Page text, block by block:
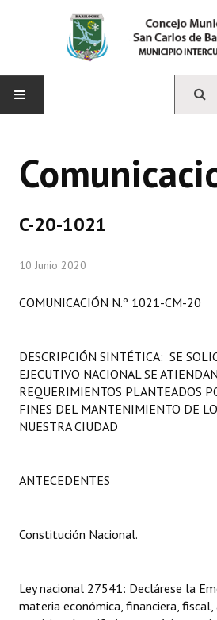
CONCEJO
Comisiones Especiales
Programas
LEGISLACIÓN
Constitución Provincial
Reglamento Interno
Organigrama
C-20-1021
10 Junio 2020
COMUNICACIÓN N.º 1021-CM-20
DESCRIPCIÓN SINTÉTICA: SE
EJECUTIVO NACIONAL SE
REQUERIMIENTOS PLANTEADOS
FINES DEL MANTENIMIENTO DE
NUESTRA CIUDAD
ANTECEDENTES
Constitución Nacional.
Ley nacional 27541: Declárese la
materia económica, financiera,